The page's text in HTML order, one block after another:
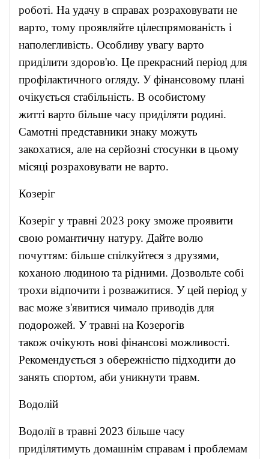
роботі. На удачу в справах розраховувати не
варто, тому проявляйте цілеспрямованість і
наполегливість. Особливу увагу варто
приділити здоров'ю. Це прекрасний період для
профілактичного огляду. У фінансовому плані
очікується стабільність. В особистому
житті варто більше часу приділяти родині.
Самотні представники знаку можуть
закохатися, але на серйозні стосунки в цьому
місяці розраховувати не варто.
Козеріг
Козеріг у травні 2023 року зможе проявити
свою романтичну натуру. Дайте волю
почуттям: більше спілкуйтеся з друзями,
коханою людиною та рідними. Дозвольте собі
трохи відпочити і розважитися. У цей період у
вас може з'явитися чимало приводів для
подорожей. У травні на Козерогів
також очікують нові фінансові можливості.
Рекомендується з обережністю підходити до
занять спортом, аби уникнути травм.
Водолій
Водолії в травні 2023 більше часу
приділятимуть домашнім справам і проблемам